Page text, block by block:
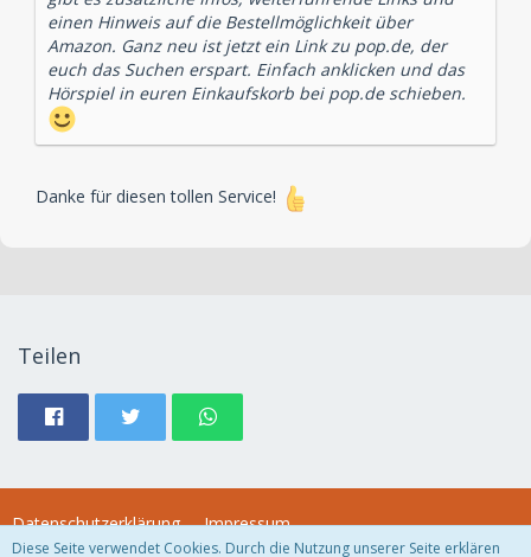
einen Hinweis auf die Bestellmöglichkeit über
Amazon. Ganz neu ist jetzt ein Link zu pop.de, der
euch das Suchen erspart. Einfach anklicken und das
Hörspiel in euren Einkaufskorb bei pop.de schieben.
Danke für diesen tollen Service!
Teilen
Datenschutzerklärung Impressum
Diese Seite verwendet Cookies. Durch die Nutzung unserer Seite erklären